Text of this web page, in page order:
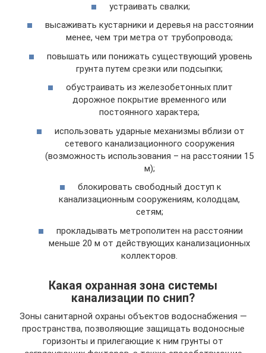
устраивать свалки;
высаживать кустарники и деревья на расстоянии
менее, чем три метра от трубопровода;
повышать или понижать существующий уровень
грунта путем срезки или подсыпки;
обустраивать из железобетонных плит
дорожное покрытие временного или
постоянного характера;
использовать ударные механизмы вблизи от
сетевого канализационного сооружения
(возможность использования – на расстоянии 15
м);
блокировать свободный доступ к
канализационным сооружениям, колодцам,
сетям;
прокладывать метрополитен на расстоянии
меньше 20 м от действующих канализационных
коллекторов.
Какая охранная зона системы
канализации по снип?
Зоны санитарной охраны объектов водоснабжения —
пространства, позволяющие защищать водоносные
горизонты и прилегающие к ним грунты от